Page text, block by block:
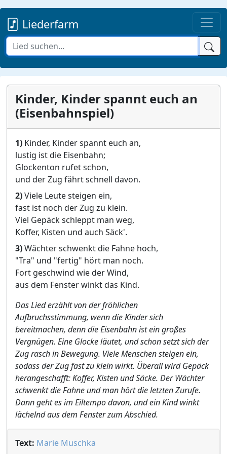
Liederfarm
Kinder, Kinder spannt euch an
(Eisenbahnspiel)
1) Kinder, Kinder spannt euch an,
lustig ist die Eisenbahn;
Glockenton rufet schon,
und der Zug fährt schnell davon.
2)Viele Leute steigen ein,
fast ist noch der Zug zu klein.
Viel Gepäck schleppt man weg,
Koffer, Kisten und auch Säck'.
3)Wächter schwenkt die Fahne hoch,
"Tra" und "fertig" hört man noch.
Fort geschwind wie der Wind,
aus dem Fenster winkt das Kind.
Das Lied erzählt von der fröhlichen
Aufbruchsstimmung, wenn die Kinder sich
bereitmachen, denn die Eisenbahn ist ein großes
Vergnügen. Eine Glocke läutet, und schon setzt sich der
Zug rasch in Bewegung. Viele Menschen steigen ein,
sodass der Zug fast zu klein wirkt. Überall wird Gepäck
herangeschafft: Koffer, Kisten und Säcke. Der Wächter
schwenkt die Fahne und man hört die letzten Zurufe.
Dann geht es im Eiltempo davon, und ein Kind winkt
lächelnd aus dem Fenster zum Abschied.
Text: Marie Muschka